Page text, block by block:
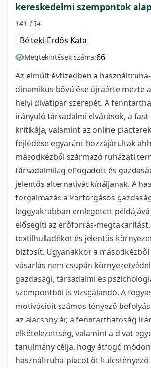
kereskedelmi szempontok
141-154
Bélteki-Erdős Kata
Megtekintések száma:66
Az elmúlt évtizedben a
dinamikus bővülése újraértelmezte
helyi divatipar szerepét. A
irányuló társadalmi elvárások, a fast
kritikája, valamint az online
fejlődése egyaránt hozzájárultak
másodkézből származó ruházati
társadalmilag elfogadott és
jelentős alternatívát kínáljanak. A
forgalmazás a körforgásos
leggyakrabban emlegetett példájává
elősegíti az erőforrás-
textilhulladékot és jelentős
biztosít. Ugyanakkor a
vásárlás nem csupán
gazdasági, társadalmi és
szempontból is vizsgálandó. A
motivációit számos tényező
az alacsony ár, a fenntarthatóság
elkötelezettség, valamint a divat
tanulmány célja, hogy átfogó
használtruha-piacot öt kulcstényező